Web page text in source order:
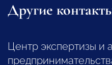
Другие
Центр экспертизы и